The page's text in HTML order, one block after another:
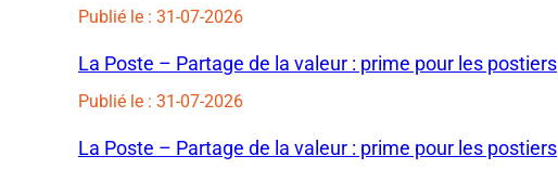
Publié le : 31-07-2026
La Poste – Partage de la valeur : prime pour les postiers
Publié le : 31-07-2026
La Poste – Partage de la valeur : prime pour les postiers